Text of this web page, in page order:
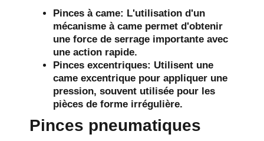
Pinces à came: L'utilisation d'un
mécanisme à came permet d'obtenir
une force de serrage importante avec
une action rapide.
Pinces excentriques: Utilisent une
came excentrique pour appliquer une
pression, souvent utilisée pour les
pièces de forme irrégulière.
Pinces pneumatiques